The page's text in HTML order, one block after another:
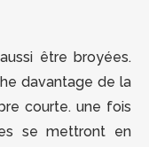
être broyées.
davantage de la
courte. une fois
se mettront en